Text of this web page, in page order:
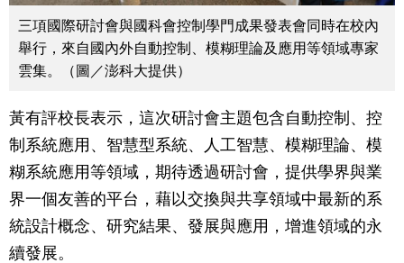
三項國際研討會與國科會控制學門成果發表會同時在校內
舉行，來自國內外自動控制、模糊理論及應用等領域專家
雲集。（圖／澎科大提供）
黃有評校長表示，這次研討會主題包含自動控制、控
制系統應用、智慧型系統、人工智慧、模糊理論、模
糊系統應用等領域，期待透過研討會，提供學界與業
界一個友善的平台，藉以交換與共享領域中最新的系
統設計概念、研究結果、發展與應用，增進領域的永
續發展。